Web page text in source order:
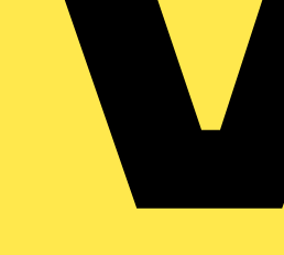
-40
tiefschwarz